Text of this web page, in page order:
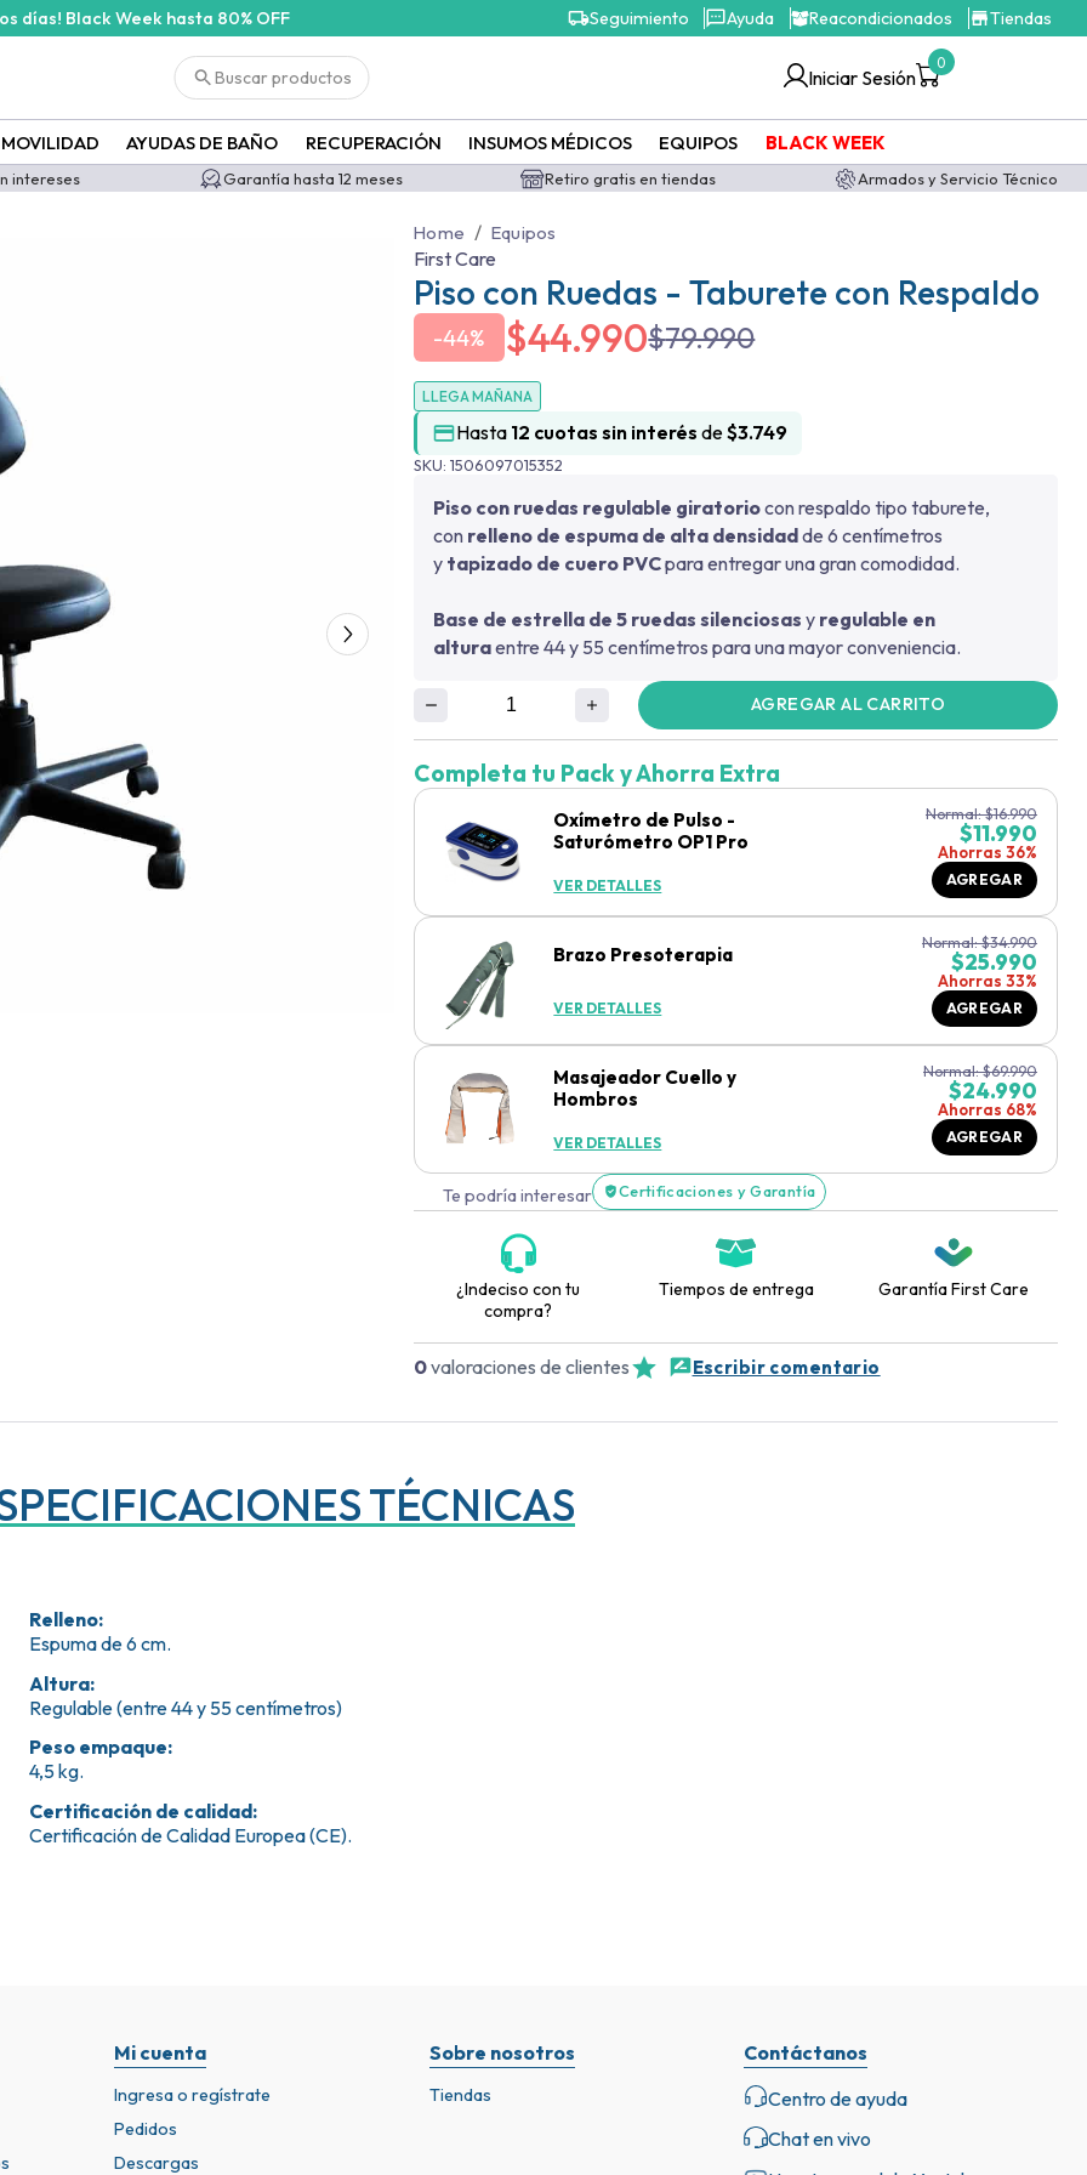
días! Black Week hasta 80% OFF Seguimiento Ayuda Reacondicionados Tiendas
Buscar productos Iniciar Sesión
0
MOVILIDAD AYUDAS DE BAÑO RECUPERACIÓN INSUMOS MÉDICOS EQUIPOS BLACK WEEK
intereses Garantía hasta 12 meses Retiro gratis en tiendas Armados y Servicio Técnico
Home / Equipos
First Care
Piso con Ruedas - Taburete con Respaldo
-44% $44.990$79.990
LLEGA MAÑANA
Hasta 12 cuotas sin interés de$3.749
SKU:1506097015352
Piso con ruedas regulable giratoriocon respaldo tipo taburete,
con relleno de espuma de alta densidadde 6 centímetros
y tapizado de cuero PVCpara entregar una gran comodidad.
Base de estrella de 5 ruedas silenciosas y regulable en
alturaentre 44 y 55 centímetros para una mayor conveniencia.
AGREGAR AL CARRITO
Completa tu Pack y Ahorra Extra
Oxímetro de Pulso -
Saturómetro OP1 Pro
VER DETALLES
Normal:$16.990
$11.990
Ahorras 36%
AGREGAR
Brazo Presoterapia
VER DETALLES
Normal:$34.990
$25.990
Ahorras 33%
AGREGAR
Masajeador Cuello y
Hombros
VER DETALLES
Normal:$69.990
$24.990
Ahorras 68%
AGREGAR
Te podría interesar Certificaciones y Garantía
¿Indeciso con tu
compra?
Tiempos de entrega Garantía First Care
0valoraciones de clientes Escribir comentario
TÉCNICAS
Relleno:
Espuma de 6 cm.
Altura:
Regulable (entre 44 y 55 centímetros)
Peso empaque:
4,5 kg.
Certificación de calidad:
Certificación de Calidad Europea (CE).
Mi cuenta
Ingresa o regístrate
Pedidos
Descargas
Sobre nosotros
Tiendas
Contáctanos
Centro de ayuda
Chat en vivo